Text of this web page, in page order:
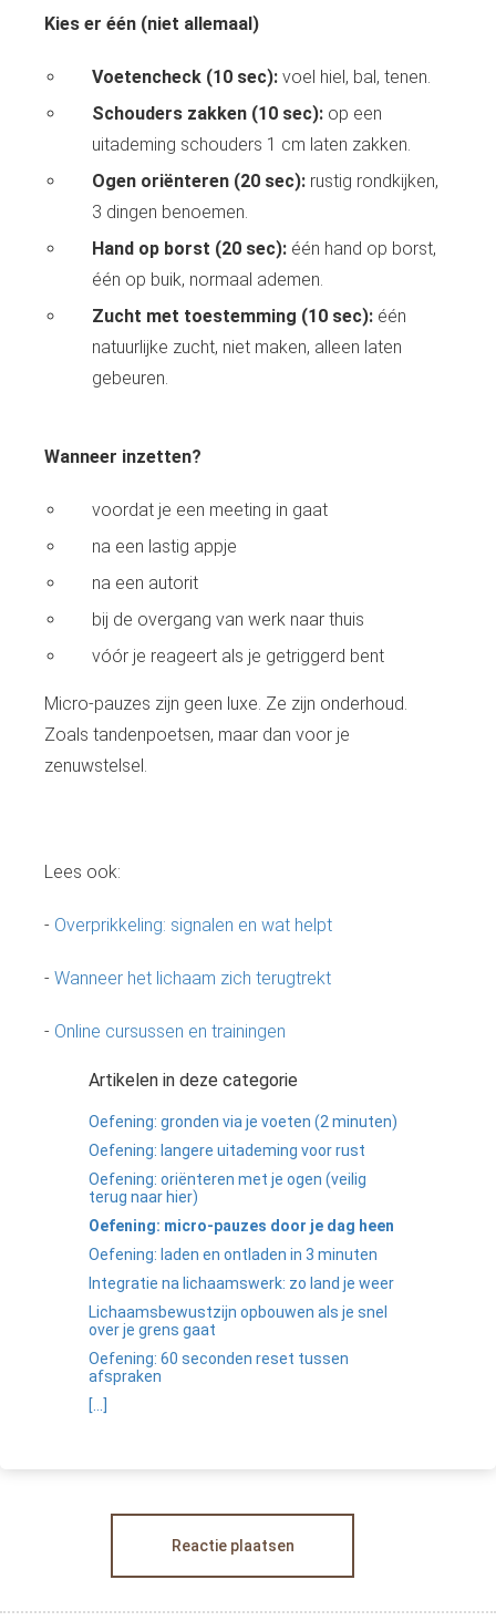
Kies er één (niet allemaal)
Voetencheck (10 sec): voel hiel, bal, tenen.
Schouders zakken (10 sec): op een
uitademing schouders 1 cm laten zakken.
Ogen oriënteren (20 sec): rustig rondkijken,
3 dingen benoemen.
Hand op borst (20 sec): één hand op borst,
één op buik, normaal ademen.
Zucht met toestemming (10 sec): één
natuurlijke zucht, niet maken, alleen laten
gebeuren.
Wanneer inzetten?
voordat je een meeting in gaat
na een lastig appje
na een autorit
bij de overgang van werk naar thuis
vóór je reageert als je getriggerd bent
Micro-pauzes zijn geen luxe. Ze zijn onderhoud.
Zoals tandenpoetsen, maar dan voor je
zenuwstelsel.
Lees ook:
- Overprikkeling: signalen en wat helpt
- Wanneer het lichaam zich terugtrekt
- Online cursussen en trainingen
Artikelen in deze categorie
Oefening: gronden via je voeten (2 minuten)
Oefening: langere uitademing voor rust
Oefening: oriënteren met je ogen (veilig
terug naar hier)
Oefening: micro-pauzes door je dag heen
Oefening: laden en ontladen in 3 minuten
Integratie na lichaamswerk: zo land je weer
Lichaamsbewustzijn opbouwen als je snel
over je grens gaat
Oefening: 60 seconden reset tussen
afspraken
[...]
Reactie plaatsen